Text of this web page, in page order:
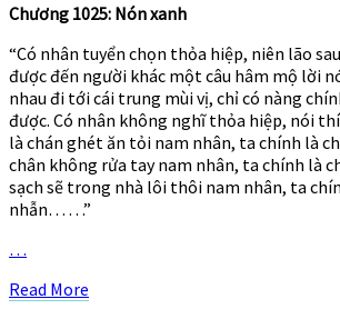
–
Ch
1025
–
1036
Chương 1025: Nón xanh
“Có nhân tuyển chọn thỏa hiệp, niên lão
được đến người khác một câu hâm mộ lời
nhau đi tới cái trung mùi vị, chỉ có nàng
được. Có nhân không nghĩ thỏa hiệp, nói
là chán ghét ăn tỏi nam nhân, ta chính là
chân không rửa tay nam nhân, ta chính là
sạch sẽ trong nhà lôi thôi nam nhân, ta
nhẫn… . . .”
…
Read More